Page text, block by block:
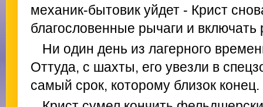
механик-бытовик уйдет - Крист
благословенные рычаги и включать
Ни один день из лагерного
Оттуда, с шахты, его увезли в
самый срок, которому близок конец.